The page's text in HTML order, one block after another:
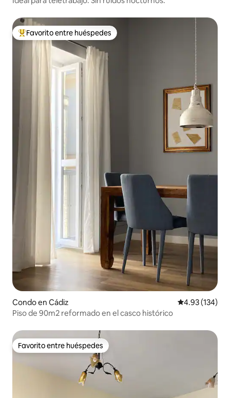
Favorito entre huéspedes preferido
Favorito entre huéspedes
Condo en Cádiz Calificación
4.93 (134)
Piso de 90m2 reformado en el casco histórico
Favorito entre huéspedes
Favorito entre huéspedes